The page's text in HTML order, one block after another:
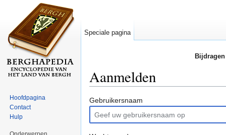
Aanmelden
Gebruikersnaam
Speciale pagina
Hoofdpagina
Contact
Hulp